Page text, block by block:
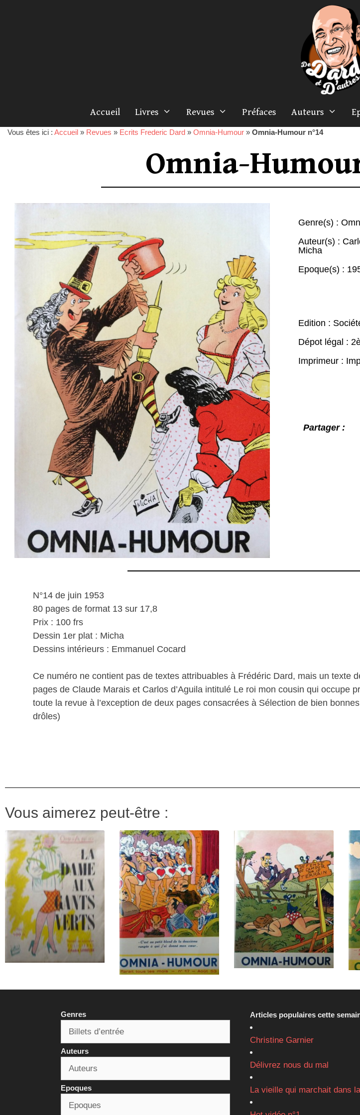
Accueil Livres Revues Préfaces Auteurs
Vous êtes ici : Accueil » Revues » Ecrits Frederic Dard » Omnia-Humour » Omnia-Humour n°14
Omnia-
Genre(s) :
Auteur(s) :
Micha
Epoque(s) :
Edition :
Dépot légal :
Imprimeur :
Partager :
N°14 de juin 1953
80 pages de format 13 sur 17,8
Prix : 100 frs
Dessin 1er plat : Micha
Dessins intérieurs : Emmanuel Cocard
Ce numéro ne contient pas de textes attribuables à Frédéric Dard, mais un texte
pages de Claude Marais et Carlos d’Aguila intitulé Le roi mon cousin qui occupe
toute la revue à l’exception de deux pages consacrées à Sélection de bien
drôles)
Vous aimerez peut-être :
Genres
Auteurs
Epoques
Articles populaires cette
Christine Garnier
Délivrez nous du mal
La vieille qui marchait dans